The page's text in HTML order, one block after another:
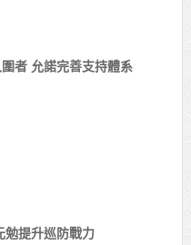
者 允諾完善支持體系
勉提升巡防戰力